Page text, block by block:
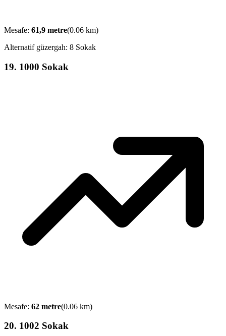
Mesafe: 61,9 metre(0.06 km)
Alternatif güzergah: 8 Sokak
19. 1000 Sokak
Mesafe: 62 metre(0.06 km)
20. 1002 Sokak